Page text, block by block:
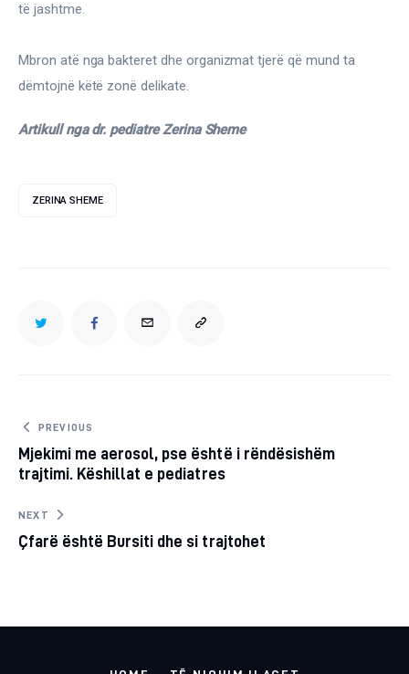
të jashtme.
Mbron atë nga bakteret dhe organizmat tjerë që mund ta
dëmtojnë këtë zonë delikate.
Artikull nga dr. pediatre Zerina Sheme
ZERINA SHEME
TWITTERFACEBOOKEMAIL COPY
CLIPBOARD
Post
navigation
PREVIOUS
Mjekimi me aerosol, pse është i rëndësishëm
trajtimi. Këshillat e pediatres
NEXT
Çfarë është Bursiti dhe si trajtohet